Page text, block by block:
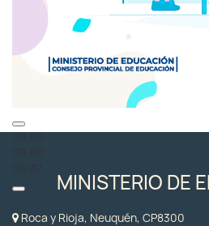
00:00
00:00
00:37
MINISTERIO DE
Roca y Rioja, Neuquén, CP8300